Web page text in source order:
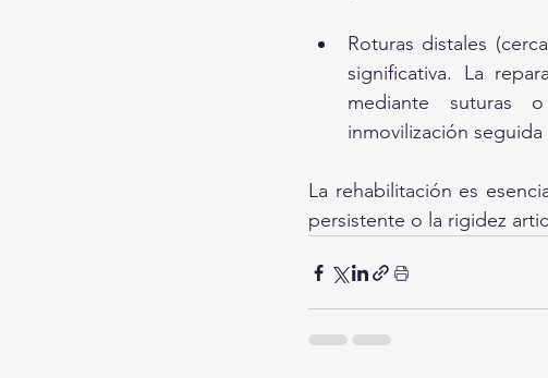
Roturas distales
significativa. La
mediante suturas
inmovilización
La rehabilitación es
persistente o la rigidez